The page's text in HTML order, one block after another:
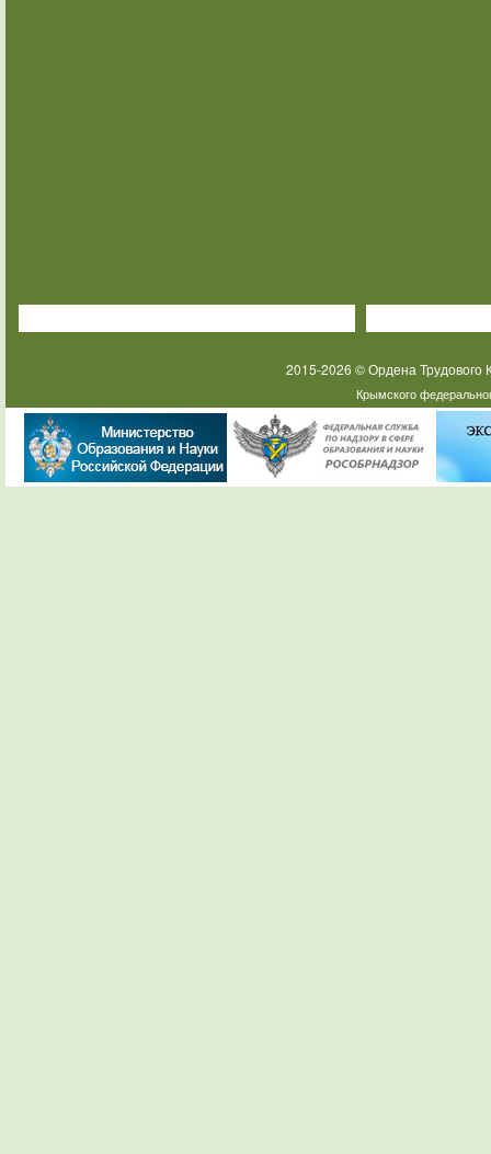
2015-2026 © Ордена
Крымского